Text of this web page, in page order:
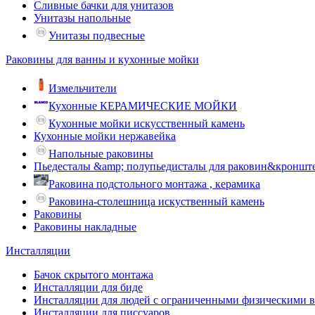
Сливные бачки для унитазов
Унитазы напольные
Унитазы подвесные
Раковины для ванны и кухонные мойки
Измельчители
Кухонные КЕРАМИЧЕСКИЕ МОЙКИ
Кухонные мойки искусственный камень
Кухонные мойки нержавейка
Напольные раковины
Пьедесталы &amp; полупьедисталы для
Раковина подстольного монтажа , керамика
Раковина-столешница искуственный камень
Раковины
Раковины накладные
Инсталляции
Бачок скрытого монтажа
Инсталляции для биде
Инсталляции для людей с ограниченными физическими